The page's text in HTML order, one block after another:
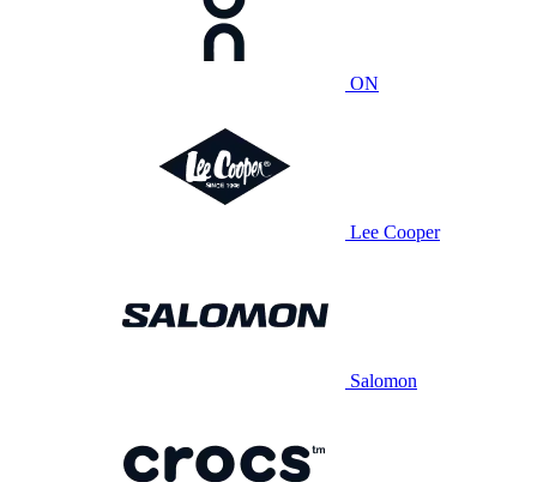
ON
Lee Cooper
Salomon